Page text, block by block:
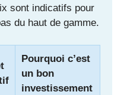
sont indicatifs pour
du haut de gamme.
Pourquoi c’est
un bon
investissement